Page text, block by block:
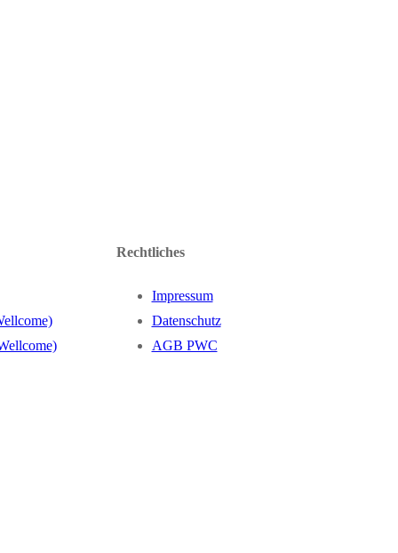
Rechtliches
Impressum
Datenschutz
AGB PWC